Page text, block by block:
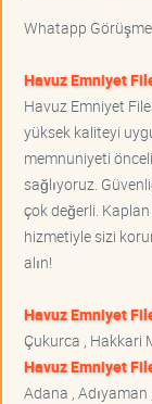
Whatapp
Havuz Emniyet
Havuz Emniyet
yüksek kaliteyi
memnuniyeti
sağlıyoruz.
çok değerli.
hizmetiyle sizi
alın!
Havuz Emniyet
Çukurca , Hakkari
Havuz Emniyet
Adana , Adıyaman